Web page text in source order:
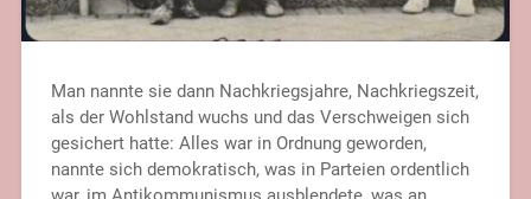
Man nannte sie dann Nachkriegsjahre, Nachkriegszeit,
als der Wohlstand wuchs und das Verschweigen sich
gesichert hatte: Alles war in Ordnung geworden,
nannte sich demokratisch, was in Parteien ordentlich